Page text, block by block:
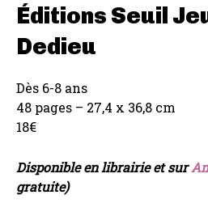
Éditions Seuil
Dedieu
Dès 6-8 ans
48 pages – 27,4 x 36,8 cm
18€
Disponible en librairie et sur
gratuite)